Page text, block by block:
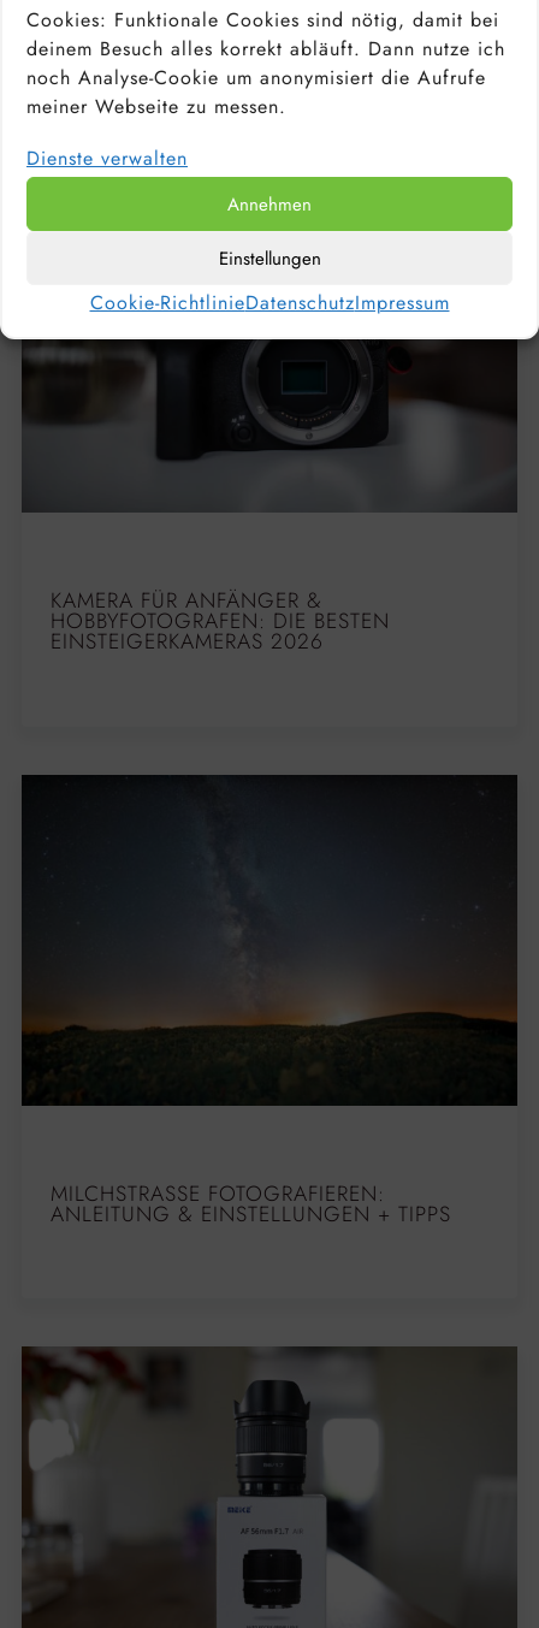
Cookies: Funktionale Cookies sind nötig, damit bei
deinem Besuch alles korrekt abläuft. Dann nutze ich
noch Analyse-Cookie um anonymisiert die Aufrufe
meiner Webseite zu messen.
Dienste verwalten
Annehmen
Einstellungen
Cookie-RichtlinieDatenschutzImpressum
PORTRAITOBJEKTIV: WELCHE OBJEKTIVE
EIGNEN SICH FÜR PORTRAITS? TOP 10 DER
BESTEN FESTBRENNWEITEN
KAMERA FÜR ANFÄNGER &
HOBBYFOTOGRAFEN: DIE BESTEN
EINSTEIGERKAMERAS 2026
MILCHSTRASSE FOTOGRAFIEREN: A
NLEITUNG & EINSTELLUNGEN + TIPPS